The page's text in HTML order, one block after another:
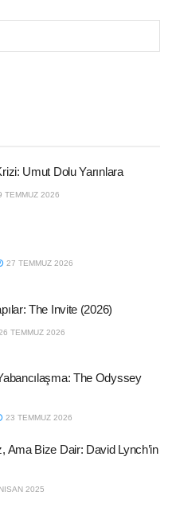
Umut Dolu Yarınlara
TEMMUZ 2026
27 TEMMUZ 2026
The Invite (2026)
TEMMUZ 2026
The Odyssey
23 TEMMUZ 2026
Ama Bize Dair: David Lynch’in
2025